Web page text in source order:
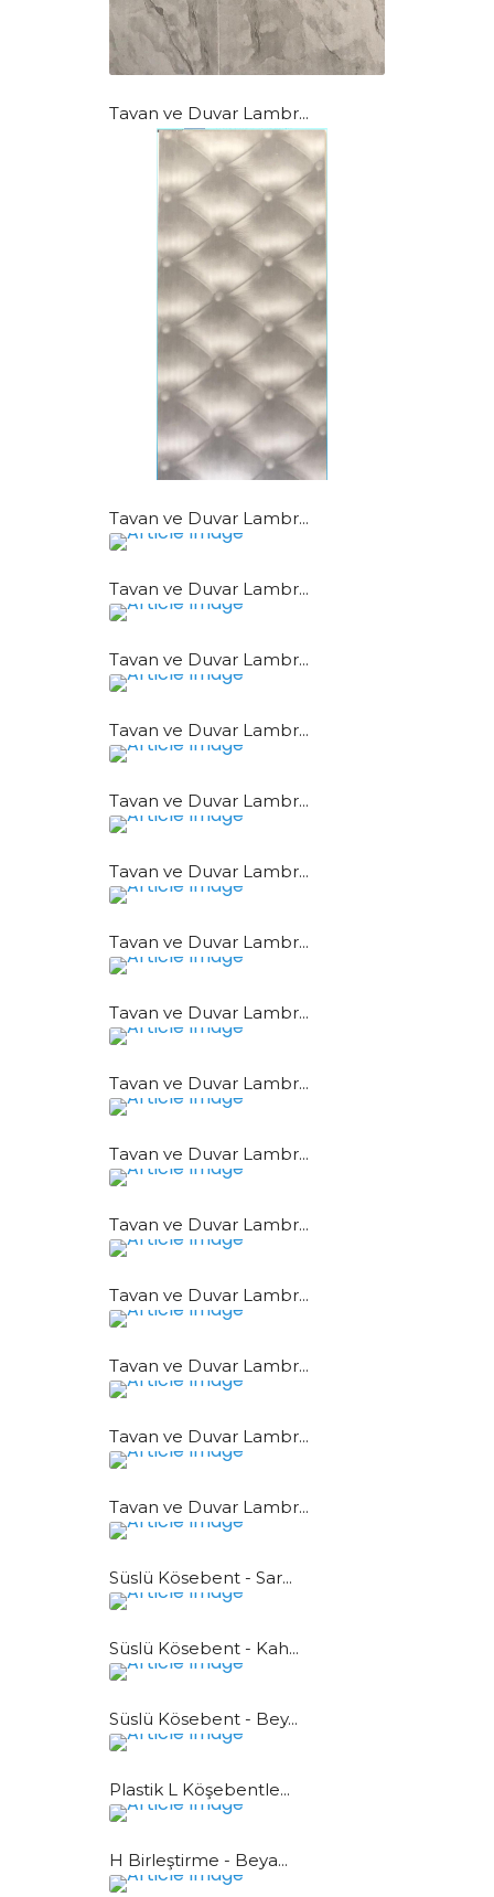
Tavan ve Duvar Lambr...
Tavan ve Duvar Lambr...
Tavan ve Duvar Lambr...
Tavan ve Duvar Lambr...
Tavan ve Duvar Lambr...
Tavan ve Duvar Lambr...
Tavan ve Duvar Lambr...
Tavan ve Duvar Lambr...
Tavan ve Duvar Lambr...
Tavan ve Duvar Lambr...
Tavan ve Duvar Lambr...
Tavan ve Duvar Lambr...
Tavan ve Duvar Lambr...
Tavan ve Duvar Lambr...
Tavan ve Duvar Lambr...
Tavan ve Duvar Lambr...
Süslü Kösebent - Sar...
Süslü Kösebent - Kah...
Süslü Kösebent - Bey...
Plastik L Köşebentle...
H Birleştirme - Beya...